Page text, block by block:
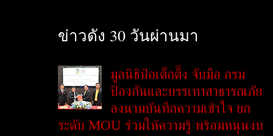
ข่าวดัง 30 วันผ่านมา
มูลนิธิป่อเต็กตึ๊ง จับมือ กรม
ป้องกันและบรรเทาสาธารณภัย
ลงนามบันทึกความเข้าใจ ยก
ระดับ MOU ร่วมให้ความรู้ พร้อมหนุนงบ